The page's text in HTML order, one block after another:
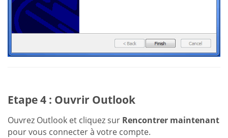
Etape 4 : Ouvrir Outlook
Ouvrez Outlook et cliquez sur Rencontrer maintenant
pour vous connecter à votre compte.